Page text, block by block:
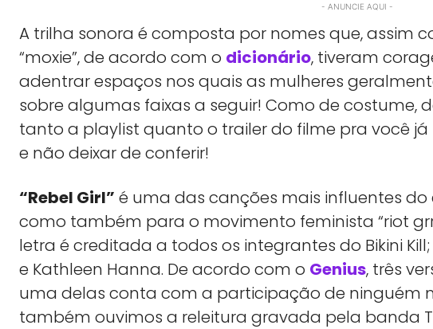
- ANUNCIE AQUI -
A trilha sonora é composta por nomes que, assim
“moxie”, de acordo com o dicionário, tiveram
adentrar espaços nos quais as mulheres
sobre algumas faixas a seguir! Como de costume,
tanto a playlist quanto o trailer do filme pra você
e não deixar de conferir!
“Rebel Girl” é uma das canções mais influentes
como também para o movimento feminista “riot
letra é creditada a todos os integrantes do Bikini Kill;
e Kathleen Hanna. De acordo com o Genius, três
uma delas conta com a participação de ninguém
também ouvimos a releitura gravada pela banda